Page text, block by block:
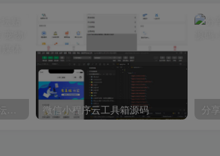
微信小程序云工具箱源码